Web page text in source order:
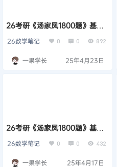
26考研《汤家凤1800题》基础
26数学笔记 0 0 892
一果学长 25年4月23日
26考研《汤家凤1800题》基础
26数学笔记 0 0 432
一果学长 25年4月17日